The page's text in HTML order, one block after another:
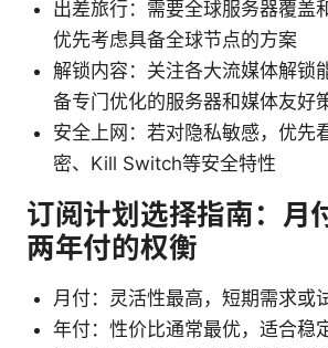
出差旅行：需要全球服务器覆盖
优先考虑具备全球节点的方案
解锁内容：关注各大流媒体解锁
备专门优化的服务器和媒体友好
安全上网：若对隐私敏感，优先
密、Kill Switch等安全特性
订阅计划选择指南：月
两年付的权衡
月付：灵活性最高，短期需求或
年付：性价比通常最优，适合稳